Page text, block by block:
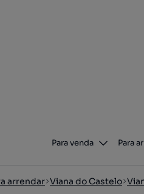
Para venda Para
arrendar Viana do Castelo